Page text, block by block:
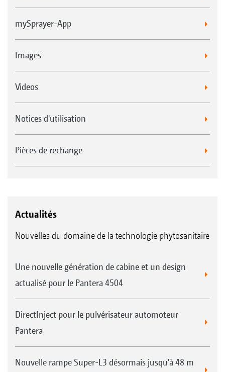
mySprayer-App
Images
Videos
Notices d'utilisation
Pièces de rechange
Actualités
Nouvelles du domaine de la technologie phytosanitaire
Une nouvelle génération de cabine et un design
actualisé pour le Pantera 4504
DirectInject pour le pulvérisateur automoteur
Pantera
Nouvelle rampe Super-L3 désormais jusqu'à 48 m